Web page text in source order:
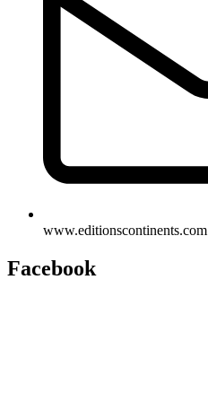
www.editionscontinents.com
Facebook